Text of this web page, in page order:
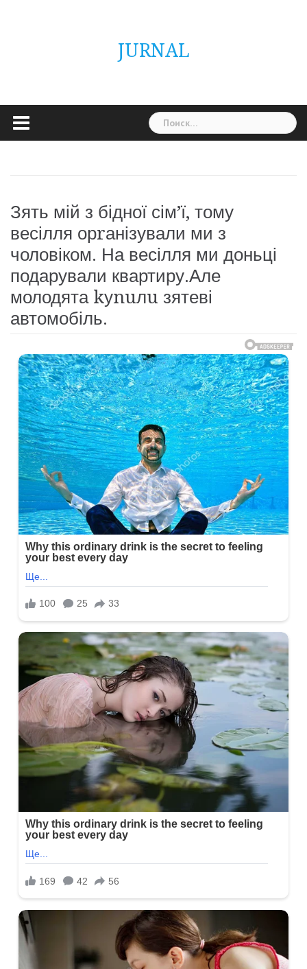
JURNAL
Найти:
Зять мій з бідної сім’ї, тому
весілля орrанізували ми з
чоловіком. На весілля ми доньці
подарували квартиру.Але
молодята kуnuлu зятеві
автомобіль.